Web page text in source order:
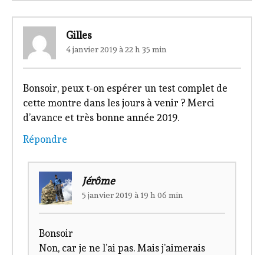
Gilles
4 janvier 2019 à 22 h 35 min
Bonsoir, peux t-on espérer un test complet de
cette montre dans les jours à venir ? Merci
d’avance et très bonne année 2019.
Répondre
Jérôme
5 janvier 2019 à 19 h 06 min
Bonsoir
Non, car je ne l’ai pas. Mais j’aimerais